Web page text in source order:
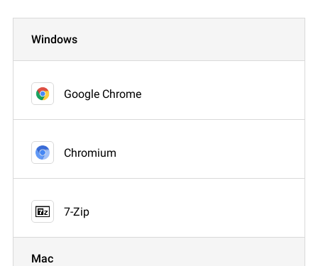
Windows
Google Chrome
Chromium
7-Zip
Mac